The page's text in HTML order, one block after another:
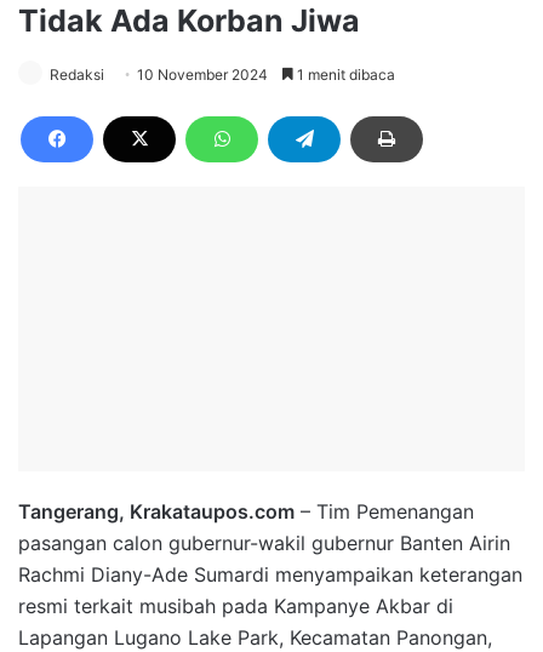
Tidak Ada Korban Jiwa
Redaksi 10 November 2024 1 menit dibaca
Tangerang, Krakataupos.com – Tim Pemenangan
pasangan calon gubernur-wakil gubernur Banten Airin
Rachmi Diany-Ade Sumardi menyampaikan keterangan
resmi terkait musibah pada Kampanye Akbar di
Lapangan Lugano Lake Park, Kecamatan Panongan,